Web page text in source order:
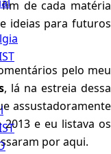
de cada matéria
ideias para futuros
pelo meu
, lá na estreia dessa
assustadoramente
e eu listava os
por aqui.